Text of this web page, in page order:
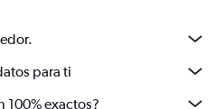
para ti
100% exactos?